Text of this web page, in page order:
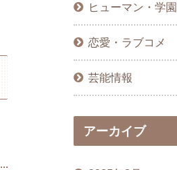
ヒューマン・学園
恋愛・ラブコメ
芸能情報
アーカイブ